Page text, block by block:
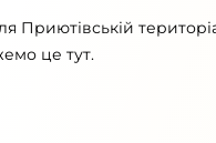
Приютівській
це тут.